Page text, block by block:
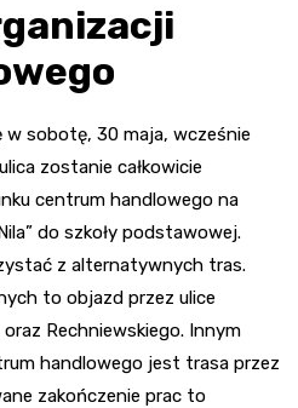
w sobotę, 30 maja, wcześnie
zostanie całkowicie
centrum handlowego na
do szkoły podstawowej.
z alternatywnych tras.
to objazd przez ulice
oraz Rechniewskiego. Innym
handlowego jest trasa przez
zakończenie prac to